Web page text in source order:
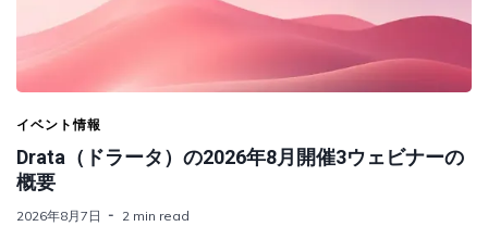
イベント情報
Drata（ドラータ）の2026年8月開催3ウェビナーの
概要
2026年8月7日 2 min read